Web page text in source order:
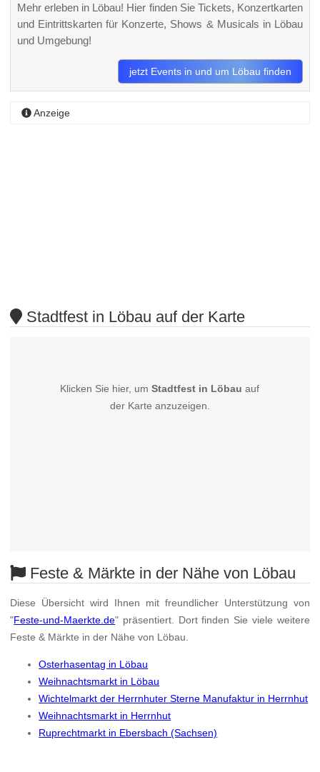
Mehr erleben in Löbau! Hier finden Sie Tickets, Konzertkarten
und Eintrittskarten für Konzerte, Shows & Musicals in Löbau
und Umgebung!
jetzt Events in und um Löbau finden
Anzeige
Stadtfest in Löbau auf der Karte
Klicken Sie hier, umStadtfest in Löbau auf
der Karte anzuzeigen.
Feste & Märkte in der Nähe von Löbau
Diese Übersicht wird Ihnen mit freundlicher Unterstützung von
"Feste-und-Maerkte.de" präsentiert. Dort finden Sie viele weitere
Feste & Märkte in der Nähe von Löbau.
Osterhasentag in Löbau
Weihnachtsmarkt in Löbau
Wichtelmarkt der Herrnhuter Sterne Manufaktur in Herrnhut
Weihnachtsmarkt in Herrnhut
Ruprechtmarkt in Ebersbach (Sachsen)